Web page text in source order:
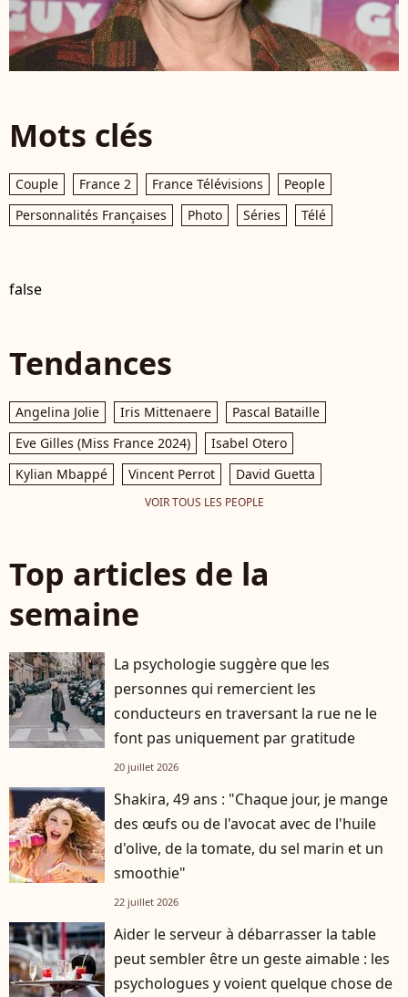
Mots clés
Couple France 2 France Télévisions
People
Personnalités Françaises
Photo Séries Télé
false
Tendances
Angelina Jolie Iris Mittenaere
Pascal Bataille
Eve Gilles (Miss France 2024)
Isabel Otero
Kylian Mbappé
Vincent Perrot David Guetta
VOIR TOUS LES PEOPLE
Top articles de la
semaine
La psychologie suggère que les
personnes qui remercient les
conducteurs en traversant la rue ne le
font pas uniquement par gratitude
20 juillet 2026
Shakira, 49 ans : "Chaque jour, je mange
des œufs ou de l'avocat avec de l'huile
d'olive, de la tomate, du sel marin et un
smoothie"
22 juillet 2026
Aider le serveur à débarrasser la table
peut sembler être un geste aimable : les
psychologues y voient quelque chose de